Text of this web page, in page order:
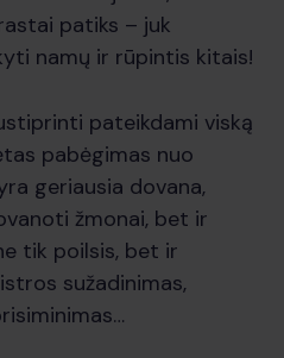
patiks – juk
namų ir rūpintis kitais!
pateikdami viską
pabėgimas nuo
geriausia dovana,
žmonai, bet ir
tik poilsis, bet ir
sužadinimas,